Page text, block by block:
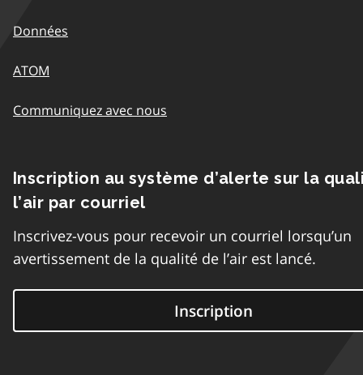
Données
ATOM
Communiquez avec nous
Inscription au système d’alerte sur la
l’air par courriel
Inscrivez-vous pour recevoir un courriel lorsqu’un
avertissement de la qualité de l’air est lancé.
Inscription